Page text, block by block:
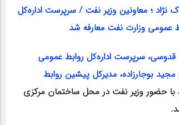
؛ معاونین وزیر نفت / سرپرست اداره‌کل
عمومی وزارت نفت معارفه شد
سرپرست اداره‌کل روابط عمومی
بوجارزاده، مدیرکل پیشین روابط
با حضور وزیر نفت در محل ساختمان مرکزی